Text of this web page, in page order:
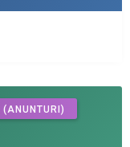
(ANUNTURI)